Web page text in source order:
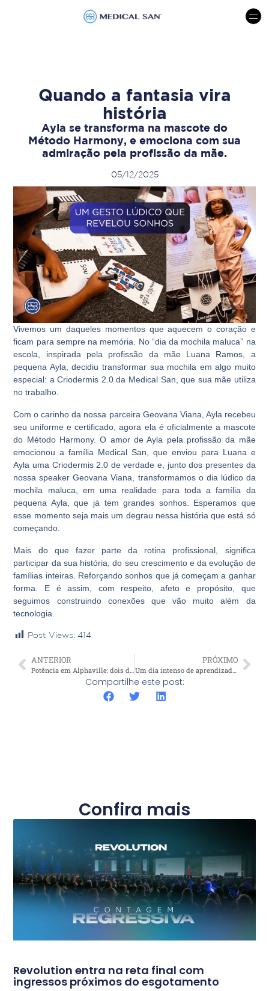
menu
Quando a fantasia vira
história
Ayla se transforma na mascote do
Método Harmony, e emociona com sua
admiração pela profissão da mãe.
05/12/2025
Vivemos um daqueles momentos que aquecem o coração e
ficam para sempre na memória. No “dia da mochila maluca” na
escola, inspirada pela profissão da mãe Luana Ramos, a
pequena Ayla, decidiu transformar sua mochila em algo muito
especial: a Criodermis 2.0 da Medical San, que sua mãe utiliza
no trabalho.
Com o carinho da nossa parceira Geovana Viana, Ayla recebeu
seu uniforme e certificado, agora ela é oficialmente a mascote
do Método Harmony. O amor de Ayla pela profissão da mãe
emocionou a família Medical San, que enviou para Luana e
Ayla uma Criodermis 2.0 de verdade e, junto dos presentes da
nossa speaker Geovana Viana, transformamos o dia lúdico da
mochila maluca, em uma realidade para toda a família da
pequena Ayla, que já tem grandes sonhos. Esperamos que
esse momento seja mais um degrau nessa história que está só
começando.
Mais do que fazer parte da rotina profissional, significa
participar da sua história, do seu crescimento e da evolução de
famílias inteiras. Reforçando sonhos que já começam a ganhar
forma. E é assim, com respeito, afeto e propósito, que
seguimos construindo conexões que vão muito além da
tecnologia.
Post Views: 414
ANTERIOR PRÓXIMO
Compartilhe este post:
Confira mais
Revolution entra na reta final com
ingressos próximos do esgotamento